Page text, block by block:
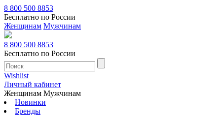
8 800 500 8853
Бесплатно по России
Женщинам Мужчинам
8 800 500 8853
Бесплатно по России
Wishlist
Личный кабинет
Женщинам Мужчинам
Новинки
Бренды